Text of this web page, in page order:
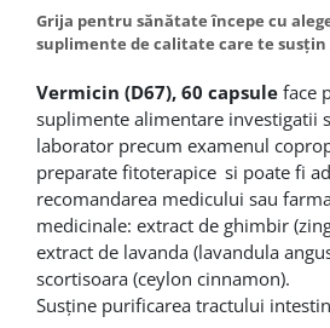
Grija pentru sănătate începe cu
suplimente de calitate care te susțin
Vermicin (D67), 60 capsule face
suplimente alimentare investigatii
laborator precum examenul
preparate fitoterapice si poate fi
recomandarea medicului sau
medicinale: extract de ghimbir
extract de lavanda (lavandula
scortisoara (ceylon cinnamon).
Susţine purificarea tractului